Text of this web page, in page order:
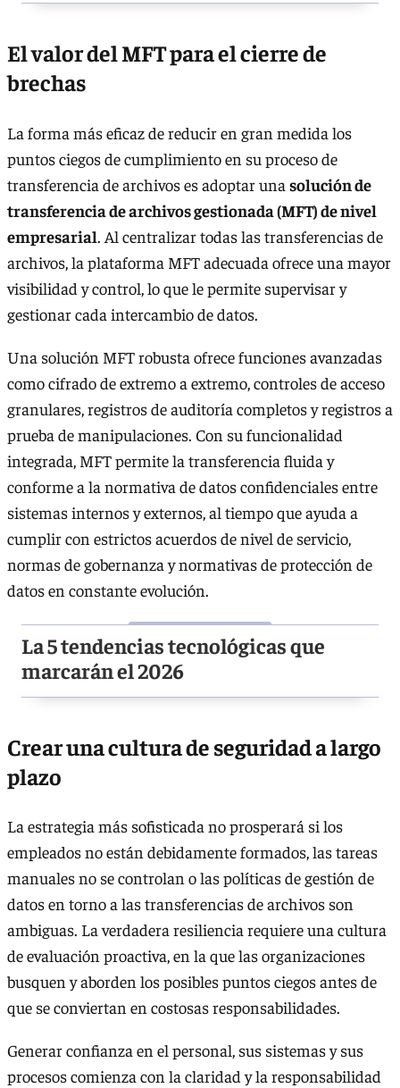
El valor del MFT para el cierre de
brechas
La forma más eficaz de reducir en gran medida los
puntos ciegos de cumplimiento en su proceso de
transferencia de archivos es adoptar una solución de
transferencia de archivos gestionada (MFT) de nivel
empresarial. Al centralizar todas las transferencias de
archivos, la plataforma MFT adecuada ofrece una mayor
visibilidad y control, lo que le permite supervisar y
gestionar cada intercambio de datos.
Una solución MFT robusta ofrece funciones avanzadas
como cifrado de extremo a extremo, controles de acceso
granulares, registros de auditoría completos y registros a
prueba de manipulaciones. Con su funcionalidad
integrada, MFT permite la transferencia fluida y
conforme a la normativa de datos confidenciales entre
sistemas internos y externos, al tiempo que ayuda a
cumplir con estrictos acuerdos de nivel de servicio,
normas de gobernanza y normativas de protección de
datos en constante evolución.
La 5 tendencias tecnológicas que
marcarán el 2026
Crear una cultura de seguridad a largo
plazo
La estrategia más sofisticada no prosperará si los
empleados no están debidamente formados, las tareas
manuales no se controlan o las políticas de gestión de
datos en torno a las transferencias de archivos son
ambiguas. La verdadera resiliencia requiere una cultura
de evaluación proactiva, en la que las organizaciones
busquen y aborden los posibles puntos ciegos antes de
que se conviertan en costosas responsabilidades.
Generar confianza en el personal, sus sistemas y sus
procesos comienza con la claridad y la responsabilidad